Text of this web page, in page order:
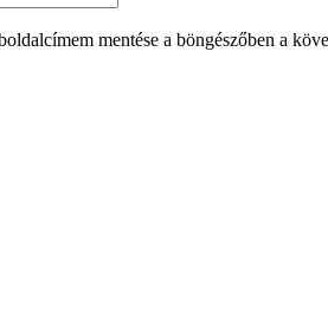
mentése a böngészőben a